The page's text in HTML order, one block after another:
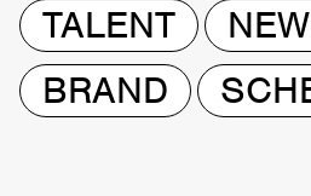
TALENT
BRAND